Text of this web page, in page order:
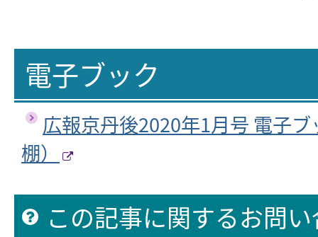
電子ブック
広報京丹後2020年1月号 電子
棚）
この記事に関するお問